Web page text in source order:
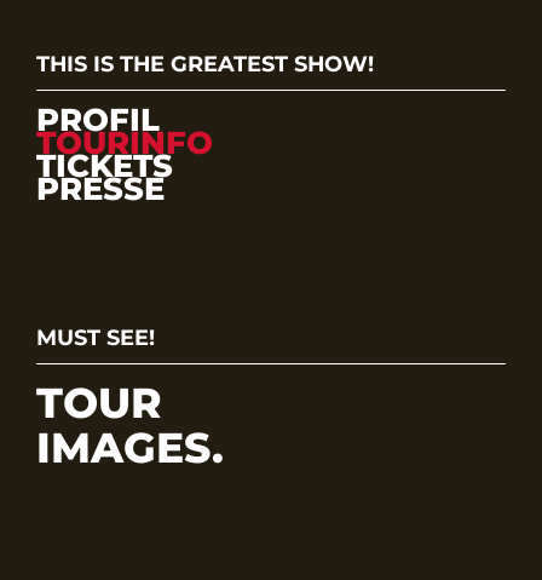
THIS IS THE GREATEST SHOW!
PROFIL
TOURINFO
TICKETS
PRESSE
MUST SEE!
TOUR
IMAGES.